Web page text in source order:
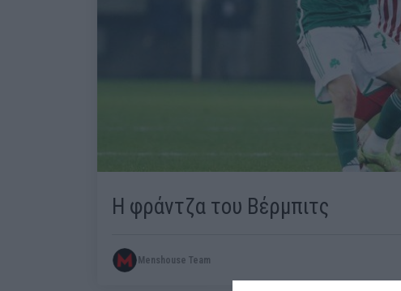
Η φράντζα του Βέρμπιτς
Menshouse Team